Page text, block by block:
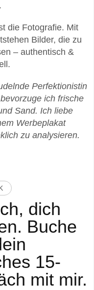
die Fotografie. Mit
Bilder, die zu
– authentisch &
Perfektionistin
ich frische
Sand. Ich liebe
Werbeplakat
zu analysieren.
dich
Buche
15-
mit mir.